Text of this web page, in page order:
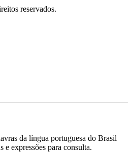
reservados.
da língua portuguesa do Brasil
e expressões para consulta.